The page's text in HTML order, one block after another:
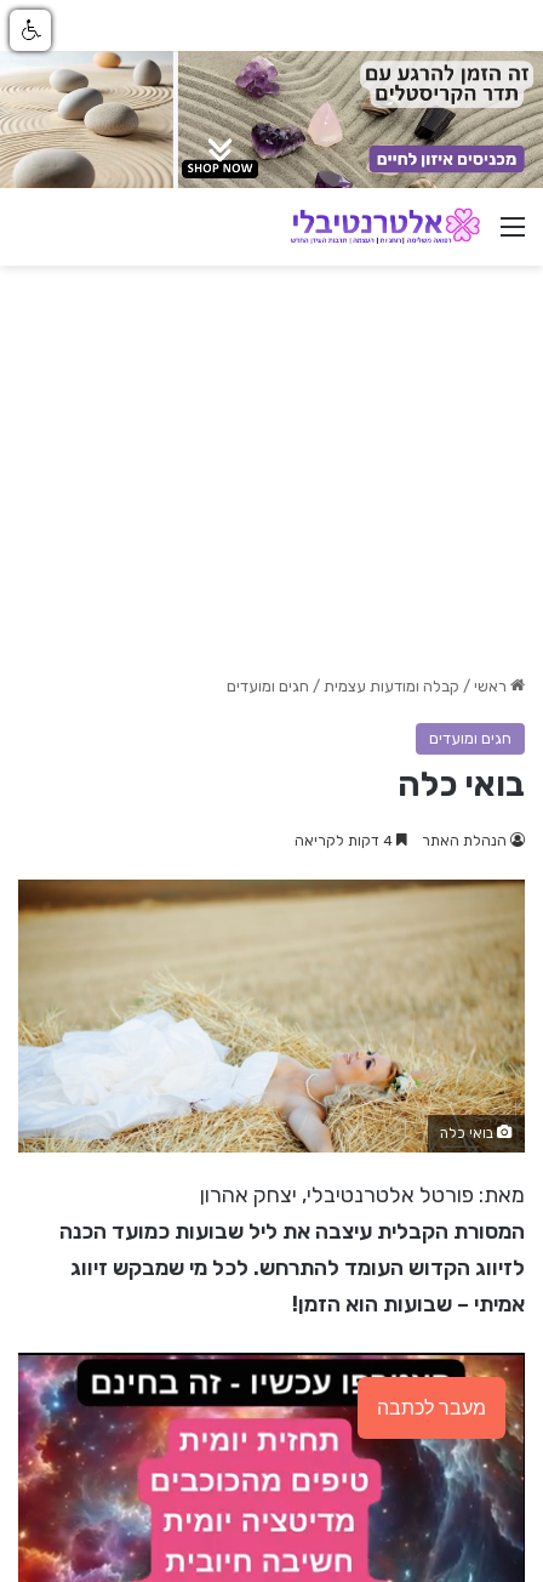
ניווט באתר
ראשי / קבלה ומודעות עצמית / חגים ומועדים
חגים ומועדים
בואי כלה
הנהלת האתר
בואי כלה
מאת: פורטל אלטרנטיבלי, יצחק אהרון
המסורת הקבלית עיצבה את ליל שבועות כמועד הכנה
לזיווג הקדוש העומד להתרחש. לכל מי שמבקש זיווג
אמיתי – שבועות הוא הזמן!
מעבר לכתבה